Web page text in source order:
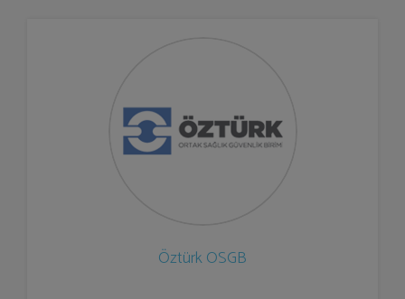
Öztürk OSGB